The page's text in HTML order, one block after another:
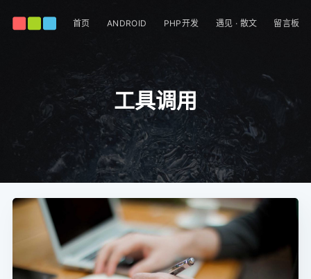
首页 ANDROID PHP开发 遇见 · 散文 留言板
工具调用